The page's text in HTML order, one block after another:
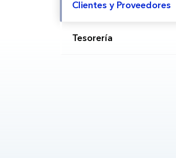
Clientes y Proveedores
Tesorería